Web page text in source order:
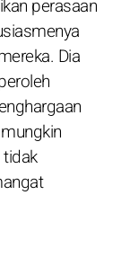
perasaan
Dia